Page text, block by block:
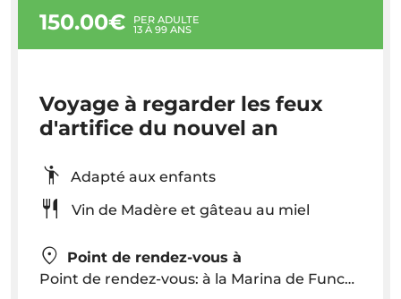
150.00€ PER ADULTE
13 À 99 ANS
Voyage à regarder les feux
d'artifice du nouvel an
Adapté aux enfants
Vin de Madère et gâteau au miel
Point de rendez-vous à
Point de rendez-vous: à la Marina de Funchal (ancien port de plaisance) au "Kiosque Seaborn" 30 minutes avant le départ.